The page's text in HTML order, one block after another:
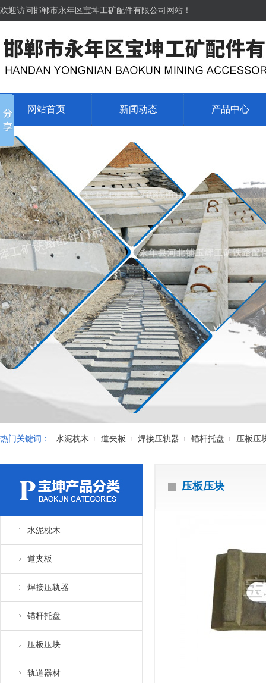
欢迎访问邯郸市永年区宝坤工矿配件有限公司网站！
网站首页 新闻动态 产品中心
热门关键词： 水泥枕木 道夹板 焊接压轨器 锚杆托盘 压板压
水泥枕木
道夹板
焊接压轨器
锚杆托盘
压板压块
轨道器材
压板压块